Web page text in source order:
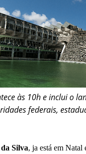
às 10h e inclui o
federais,
Silva, ja está em Natal